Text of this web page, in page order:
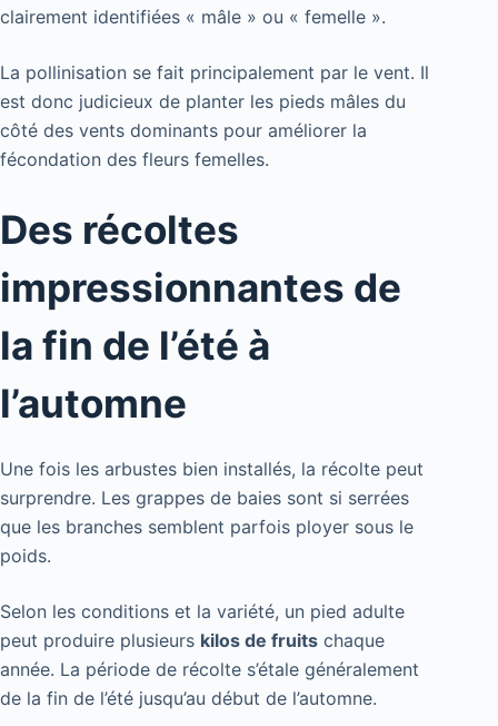
clairement identifiées « mâle » ou « femelle ».
La pollinisation se fait principalement par le vent. Il
est donc judicieux de planter les pieds mâles du
côté des vents dominants pour améliorer la
fécondation des fleurs femelles.
Des récoltes
impressionnantes de
la fin de l’été à
l’automne
Une fois les arbustes bien installés, la récolte peut
surprendre. Les grappes de baies sont si serrées
que les branches semblent parfois ployer sous le
poids.
Selon les conditions et la variété, un pied adulte
peut produire plusieurs kilos de fruits chaque
année. La période de récolte s’étale généralement
de la fin de l’été jusqu’au début de l’automne.